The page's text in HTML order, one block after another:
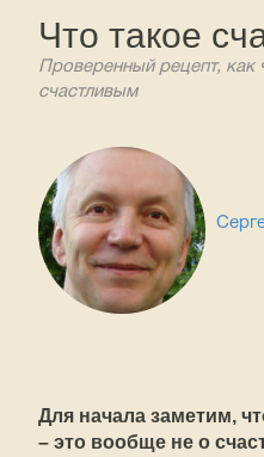
Что такое
Проверенный рецепт, как
счастливым
Для начала заметим,
– это вообще не о